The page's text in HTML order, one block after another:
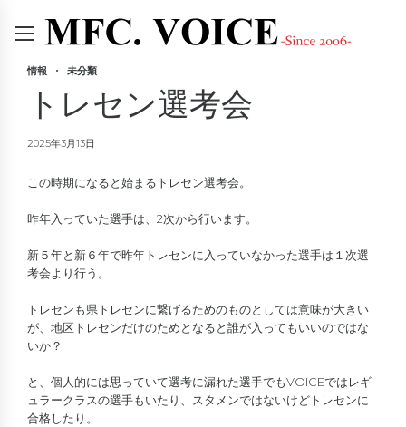
情報 未分類
トレセン選考会
2025年3月13日
この時期になると始まるトレセン選考会。
昨年入っていた選手は、2次から行います。
新５年と新６年で昨年トレセンに入っていなかった選手は１次選
考会より行う。
トレセンも県トレセンに繋げるためのものとしては意味が大きい
が、地区トレセンだけのためとなると誰が入ってもいいのではな
いか？
と、個人的には思っていて選考に漏れた選手でもVOICEではレギ
ュラークラスの選手もいたり、スタメンではないけどトレセンに
合格したり。